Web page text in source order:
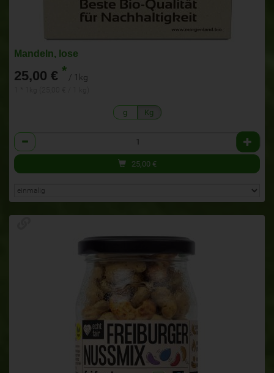
Mandeln, lose
25,00 € * / 1kg
g Kg
Anzahl
25,00 €